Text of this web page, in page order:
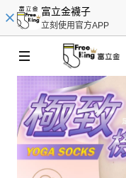
富立金襪子
立刻使用官方APP